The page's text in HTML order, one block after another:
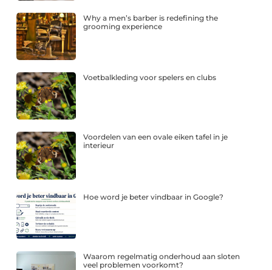
Why a men’s barber is redefining the
grooming experience
Voetbalkleding voor spelers en clubs
Voordelen van een ovale eiken tafel in je
interieur
Hoe word je beter vindbaar in Google?
Waarom regelmatig onderhoud aan sloten
veel problemen voorkomt?